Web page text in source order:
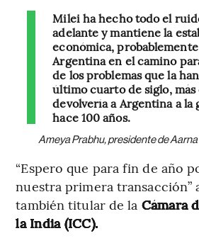
Milei ha hecho todo el
adelante y mantiene la
económica,
Argentina en el camino
de los problemas que la
último cuarto de siglo, más
devolvería a Argentina a la
hace 100 años.
Ameya Prabhu, presidente de
“Espero que para fin de año
nuestra primera transacción”
también titular de la Cámara
la India (ICC).